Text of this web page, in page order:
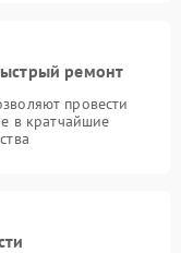
ремонт
провести
в кратчайшие